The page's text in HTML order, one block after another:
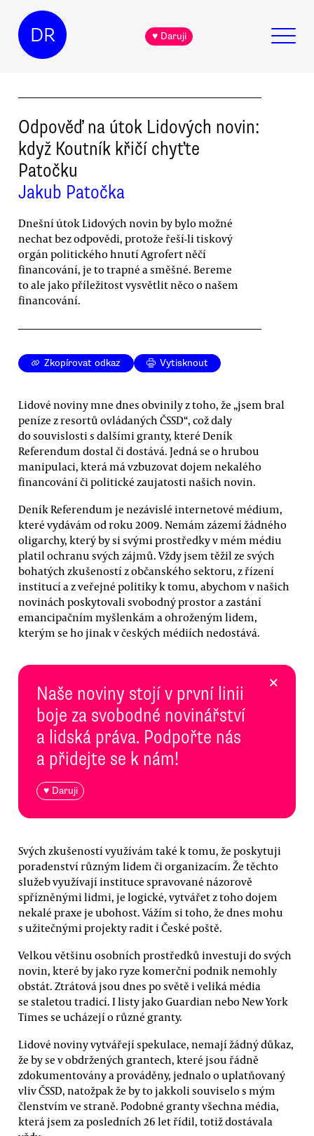
DR ♥ Daruji
Odpověď na útok Lidových novin:
když Koutník křičí chyťte
Patočku
Jakub Patočka
Dnešní útok Lidových novin by bylo možné
nechat bez odpovědi, protože řeší-li tiskový
orgán politického hnutí Agrofert něčí
financování, je to trapné a směšné. Bereme
to ale jako příležitost vysvětlit něco o našem
financování.
Zkopírovat odkaz Vytisknout
Lidové noviny mne dnes obvinily z toho, že „jsem bral
peníze z resortů ovládaných ČSSD“, což daly
do souvislosti s dalšími granty, které Deník
Referendum dostal či dostává. Jedná se o hrubou
manipulaci, která má vzbuzovat dojem nekalého
financování či politické zaujatosti našich novin.
Deník Referendum je nezávislé internetové médium,
které vydávám od roku 2009. Nemám zázemí žádného
oligarchy, který by si svými prostředky v mém médiu
platil ochranu svých zájmů. Vždy jsem těžil ze svých
bohatých zkušeností z občanského sektoru, z řízení
institucí a z veřejné politiky k tomu, abychom v našich
novinách poskytovali svobodný prostor a zastání
emancipačním myšlenkám a ohroženým lidem,
kterým se ho jinak v českých médiích nedostává.
Naše noviny stojí v první linii
boje za svobodné novinářství
a lidská práva. Podpořte nás
a přidejte se k nám!
♥ Daruji
×
Svých zkušeností využívám také k tomu, že poskytuji
poradenství různým lidem či organizacím. Že těchto
služeb využívají instituce spravované názorově
spřízněnými lidmi, je logické, vytvářet z toho dojem
nekalé praxe je ubohost. Vážím si toho, že dnes mohu
s užitečnými projekty radit i České poště.
Velkou většinu osobních prostředků investuji do svých
novin, které by jako ryze komerční podnik nemohly
obstát. Ztrátová jsou dnes po světě i veliká média
se staletou tradicí. I listy jako Guardian nebo New York
Times se ucházejí o různé granty.
Lidové noviny vytvářejí spekulace, nemají žádný důkaz,
že by se v obdržených grantech, které jsou řádně
zdokumentovány a prováděny, jednalo o uplatňovaný
vliv ČSSD, natožpak že by to jakkoli souviselo s mým
členstvím ve straně. Podobné granty všechna média,
která jsem za posledních 26 let řídil, totiž dostávala